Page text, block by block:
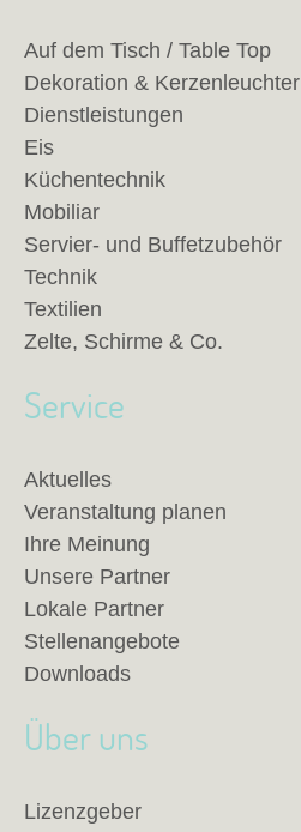
Auf dem Tisch / Table Top
Dekoration & Kerzenleuchter
Dienstleistungen
Eis
Küchentechnik
Mobiliar
Servier- und Buffetzubehör
Technik
Textilien
Zelte, Schirme & Co.
Service
Aktuelles
Veranstaltung planen
Ihre Meinung
Unsere Partner
Lokale Partner
Stellenangebote
Downloads
Über uns
Lizenzgeber